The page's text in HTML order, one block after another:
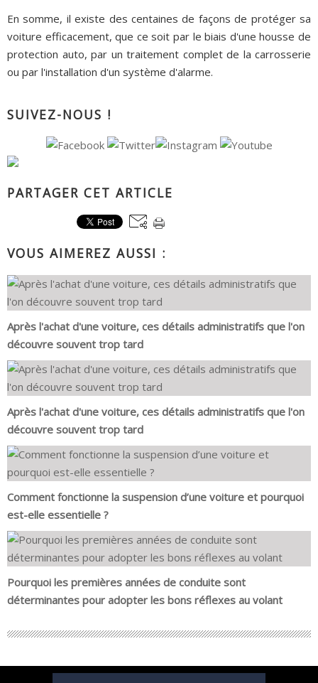
En somme, il existe des centaines de façons de protéger sa
voiture efficacement, que ce soit par le biais d'une housse de
protection auto, par un traitement complet de la carrosserie
ou par l'installation d'un système d'alarme.
SUIVEZ-NOUS !
PARTAGER CET ARTICLE
VOUS AIMEREZ AUSSI :
Après l'achat d'une voiture, ces détails administratifs que l'on
découvre souvent trop tard
Après l'achat d'une voiture, ces détails administratifs que l'on
découvre souvent trop tard
Comment fonctionne la suspension d’une voiture et pourquoi
est-elle essentielle ?
Pourquoi les premières années de conduite sont
déterminantes pour adopter les bons réflexes au volant